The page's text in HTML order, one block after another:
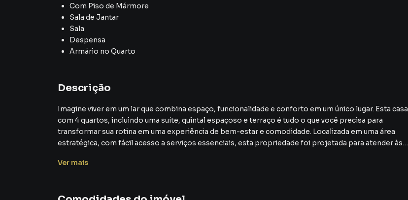
Com Piso de Mármore
Sala de Jantar
Sala
Despensa
Armário no Quarto
Descrição
Imagine viver em um lar que combina espaço, funcionalidade e conforto em um único lugar. Esta casa
com 4 quartos, incluindo uma suíte, quintal espaçoso e terraço é tudo o que você precisa para
transformar sua rotina em uma experiência de bem-estar e comodidade. Localizada em uma área
estratégica, com fácil acesso a serviços essenciais, esta propriedade foi projetada para atender às
Ver mais